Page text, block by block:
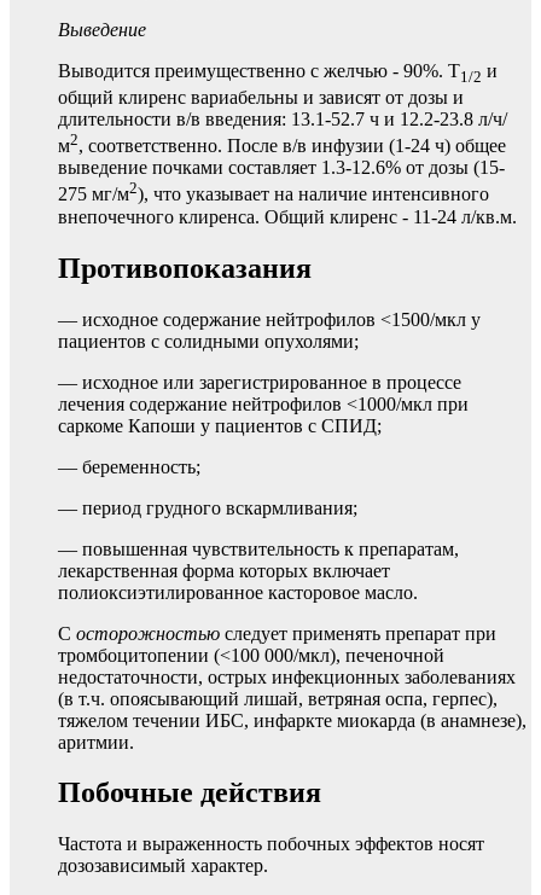
Выведение
Выводится преимущественно с желчью - 90%. T1/2 и
общий клиренс вариабельны и зависят от дозы и
длительности в/в введения: 13.1-52.7 ч и 12.2-23.8 л/ч/
м2, соответственно. После в/в инфузии (1-24 ч) общее
выведение почками составляет 1.3-12.6% от дозы (15-
275 мг/м2), что указывает на наличие интенсивного
внепочечного клиренса. Общий клиренс - 11-24 л/кв.м.
Противопоказания
— исходное содержание нейтрофилов <1500/мкл у
пациентов с солидными опухолями;
— исходное или зарегистрированное в процессе
лечения содержание нейтрофилов <1000/мкл при
саркоме Капоши у пациентов с СПИД;
— беременность;
— период грудного вскармливания;
— повышенная чувствительность к препаратам,
лекарственная форма которых включает
полиоксиэтилированное касторовое масло.
С осторожностью следует применять препарат при
тромбоцитопении (<100 000/мкл), печеночной
недостаточности, острых инфекционных заболеваниях
(в т.ч. опоясывающий лишай, ветряная оспа, герпес),
тяжелом течении ИБС, инфаркте миокарда (в анамнезе),
аритмии.
Побочные действия
Частота и выраженность побочных эффектов носят
дозозависимый характер.